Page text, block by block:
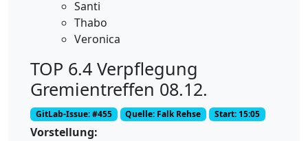
Santi
Thabo
Veronica
TOP 6.4 Verpflegung
Gremientreffen 08.12.
GitLab-Issue: #455 Quelle: Falk Rehse Start: 15:05
Vorstellung: